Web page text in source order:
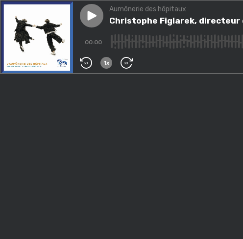
Play episodeChristophe Figlarek, directeur
Aumônerie des hôpitaux
Christophe Figlarek,
00:00
30 1x 30